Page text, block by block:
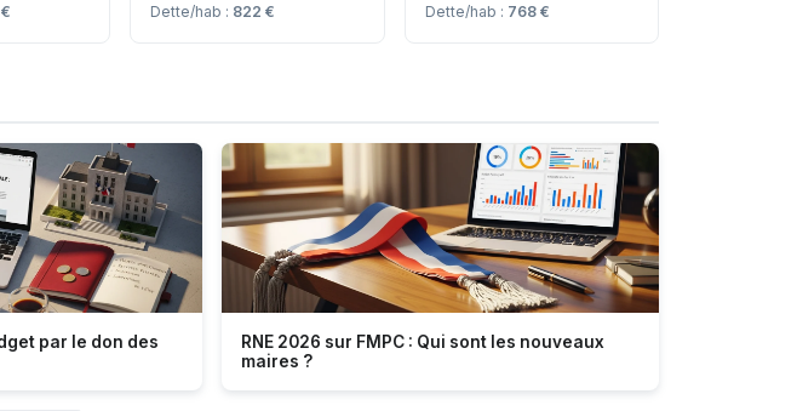
Dette/hab : 822 €
Dette/hab : 768 €
par le don des
RNE 2026 sur FMPC : Qui sont les nouveaux
maires ?